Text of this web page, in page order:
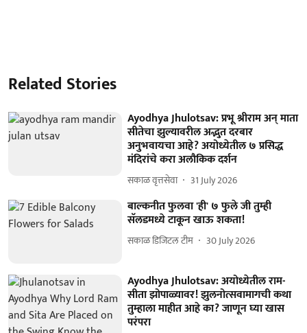
Related Stories
Ayodhya Jhulotsav: प्रभू श्रीराम अन् माता
सीतेचा झुल्यावरील अद्भुत दरबार
अनुभवायचा आहे? अयोध्येतील ७ प्रसिद्ध
मंदिरांचे करा अलौकिक दर्शन
सकाळ वृत्तसेवा 31 July 2026
बाल्कनीत फुलवा 'ही' ७ फुले जी तुम्ही
सॅलडमध्ये टाकून खाऊ शकता!
सकाळ डिजिटल टीम 30 July 2026
Ayodhya Jhulotsav: अयोध्येतील राम-
सीता झोपाळ्यावर! झुलनोत्सवामागची कथा
तुम्हाला माहीत आहे का? जाणून घ्या खास
परंपरा